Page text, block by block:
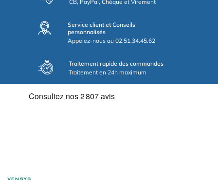
CB, PayPal, Chèque et Virement
Service client et Conseils
personnalisés
Appelez-nous au 02.51.34.45.62
Traitement rapide des commandes
Traitement en 24h maximum